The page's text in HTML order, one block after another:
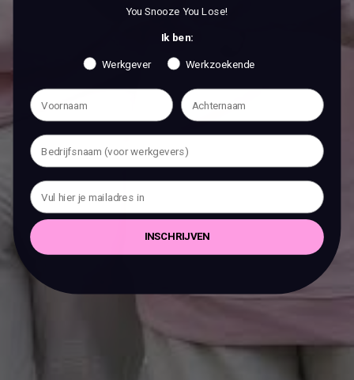
You Snooze You Lose!
Ik ben:
Werkgever Werkzoekende
INSCHRIJVEN